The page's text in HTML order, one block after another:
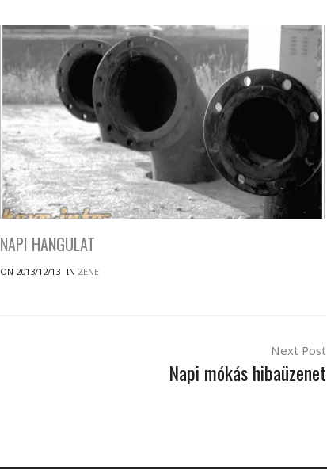
NAPI HANGULAT
ON 2013/12/13 IN ZENE
Next Post
Napi mókás hibaüzenet